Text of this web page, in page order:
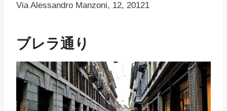
Via Alessandro Manzoni, 12, 20121
ブレラ通り